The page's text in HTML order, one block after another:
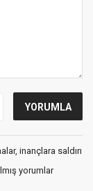
inançlara saldırı
yorumlar